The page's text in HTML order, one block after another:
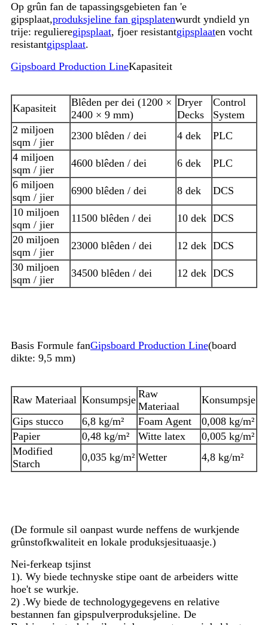
Op grûn fan de tapassingsgebieten fan 'e
gipsplaat,produksjeline fan gipsplatenwurdt yndield yn
trije: regulieregipsplaat, fjoer resistantgipsplaaten vocht
resistantgipsplaat.
Gipsboard Production LineKapasiteit
Kapasiteit
Blêden per dei (1200 ×
2400 × 9 mm)
Dryer
Decks
Control
System
2 miljoen
sqm / jier
2300 blêden / dei 4 dek
PLC
4 miljoen
sqm / jier
4600 blêden / dei 6 dek
PLC
6 miljoen
sqm / jier
6900 blêden / dei 8 dek
DCS
10 miljoen
sqm / jier
11500 blêden / dei 10 dek DCS
20 miljoen
sqm / jier
23000 blêden / dei 12 dek DCS
30 miljoen
sqm / jier
34500 blêden / dei 12 dek DCS
Basis Formule fanGipsboard Production Line(board
dikte: 9,5 mm)
Raw Materiaal Konsumpsje Raw
Materiaal
Konsumpsje
Gips stucco
6,8 kg/m² Foam Agent
0,008 kg/m²
Papier
0,48 kg/m² Witte latex
0,005 kg/m²
Modified
Starch
0,035 kg/m² Wetter 4,8 kg/m²
(De formule sil oanpast wurde neffens de wurkjende
grûnstofkwaliteit en lokale produksjesituaasje.)
Nei-ferkeap tsjinst
1). Wy biede technyske stipe oant de arbeiders witte
hoe't se wurkje.
2) .Wy biede de technologygegevens en relative
bestannen fan gipspulverproduksjeline. De